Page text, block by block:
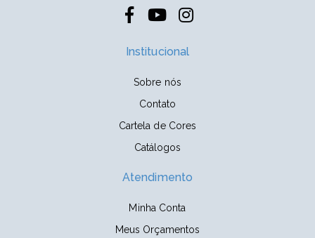
Institucional
Sobre nós
Contato
Cartela de Cores
Catálogos
Atendimento
Minha Conta
Meus Orçamentos